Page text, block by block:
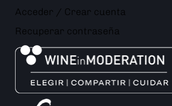
Acceder / Crear cuenta
Recuperar contraseña